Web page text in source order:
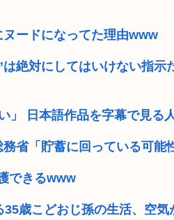
すぐわかる」
ードになってた理由www
絶対にしてはいけない指示
」 日本語作品を字幕で見る
省「貯蓄に回っている可能
できるwww
35歳こどおじ孫の生活、空気